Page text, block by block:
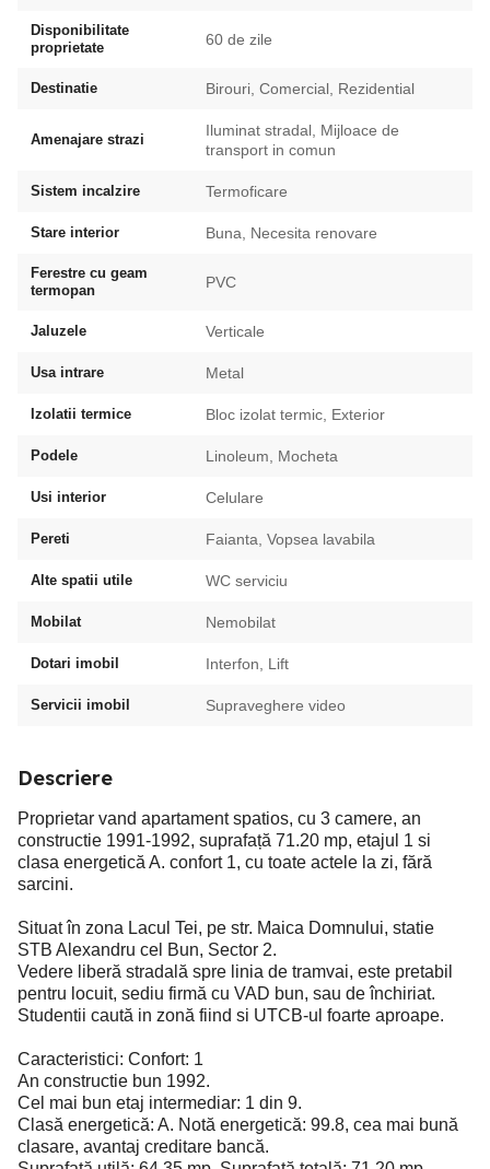
Disponibilitate
proprietate
60 de zile
Destinatie Birouri, Comercial, Rezidential
Amenajare strazi
Iluminat stradal, Mijloace de
transport in comun
Sistem incalzire Termoficare
Stare interior Buna, Necesita renovare
Ferestre cu geam
termopan
PVC
Jaluzele Verticale
Usa intrare Metal
Izolatii termice Bloc izolat termic, Exterior
Podele Linoleum, Mocheta
Usi interior Celulare
Pereti Faianta, Vopsea lavabila
Alte spatii utile WC serviciu
Mobilat Nemobilat
Dotari imobil Interfon, Lift
Servicii imobil Supraveghere video
Descriere
Proprietar vand apartament spatios, cu 3 camere, an
constructie 1991-1992, suprafață 71.20 mp, etajul 1 si
clasa energetică A. confort 1, cu toate actele la zi, fără
sarcini.
Situat în zona Lacul Tei, pe str. Maica Domnului, statie
STB Alexandru cel Bun, Sector 2.
Vedere liberă stradală spre linia de tramvai, este pretabil
pentru locuit, sediu firmă cu VAD bun, sau de închiriat.
Studentii caută in zonă fiind si UTCB-ul foarte aproape.
Caracteristici: Confort: 1
An constructie bun 1992.
Cel mai bun etaj intermediar: 1 din 9.
Clasă energetică: A. Notă energetică: 99.8, cea mai bună
clasare, avantaj creditare bancă.